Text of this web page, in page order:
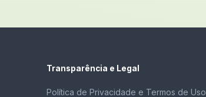
Transparência e Legal
Política de Privacidade e Termos de Uso